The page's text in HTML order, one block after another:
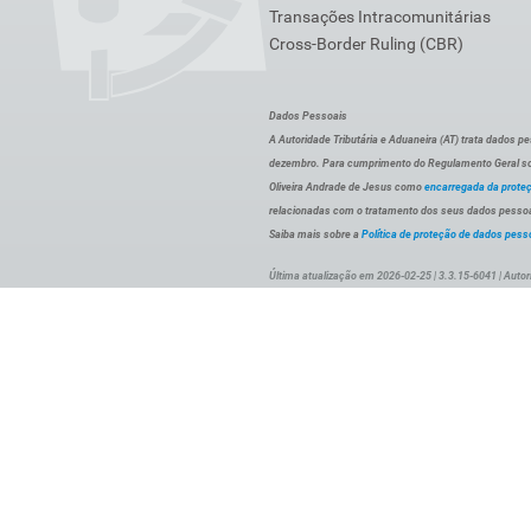
Transações Intracomunitárias
Cross-Border Ruling (CBR)
Dados Pessoais
A Autoridade Tributária e Aduaneira (AT) trata dados
dezembro. Para cumprimento do Regulamento Geral
Oliveira Andrade de Jesus como encarregada da
relacionadas com o tratamento dos seus dados
Saiba mais sobre a Política de proteção de dados
Última atualização em 2026-02-25 | 3.3.15-6041 |